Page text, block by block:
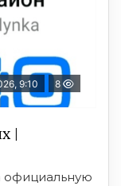
9:10 8
|
официальную